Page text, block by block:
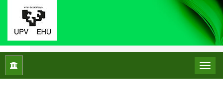
Inicio Núm. 31 (2024): Monográfico: Didáctica